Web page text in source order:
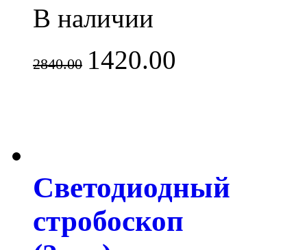
В наличии
2840.00 1420.00
Светодиодный
стробоскоп